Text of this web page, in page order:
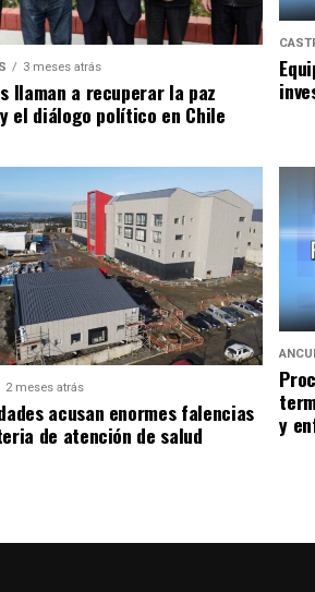
3 meses atrás
llaman a recuperar la paz
el diálogo político en Chile
2 meses atrás
acusan enormes falencias
de atención de salud
y